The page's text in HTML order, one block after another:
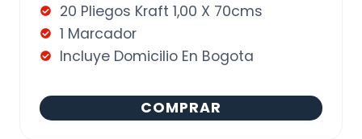
20 Pliegos Kraft 1,00 X 70cms
1 Marcador
Incluye Domicilio En Bogota
COMPRAR